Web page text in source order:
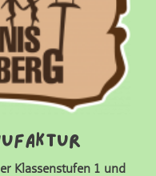
Klassenstufen 1 und